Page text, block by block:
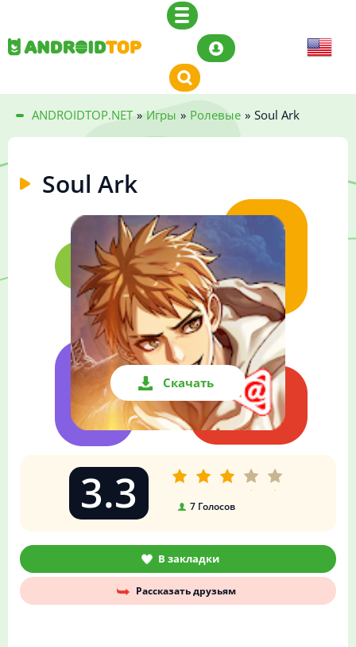
ANDROIDTOP.NET » Игры » Ролевые » Soul Ark
Soul Ark
Скачать
3.3 7Голосов
В закладки
Рассказать друзьям